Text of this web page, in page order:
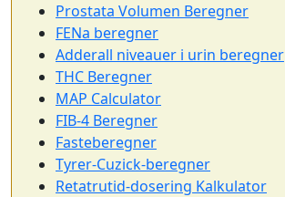
Prostata Volumen Beregner
FENa beregner
Adderall niveauer i urin beregner
THC Beregner
MAP Calculator
FIB-4 Beregner
Fasteberegner
Tyrer-Cuzick-beregner
Retatrutid-dosering Kalkulator